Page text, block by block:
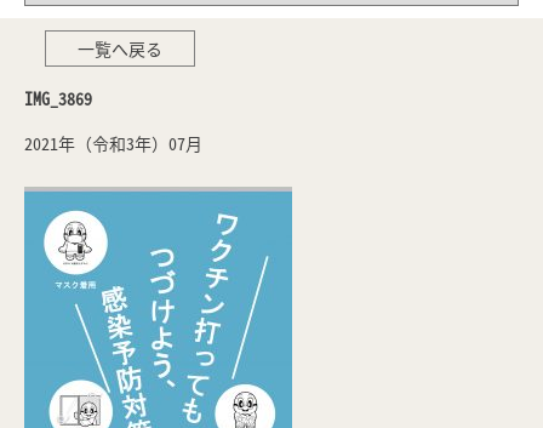
一覧へ戻る
IMG_3869
2021年（令和3年）07月